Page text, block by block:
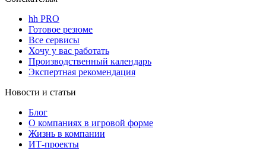
hh PRO
Готовое резюме
Все сервисы
Хочу у вас работать
Производственный календарь
Экспертная рекомендация
Новости и статьи
Блог
О компаниях в игровой форме
Жизнь в компании
ИТ-проекты